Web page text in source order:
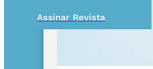
Assinar Revista